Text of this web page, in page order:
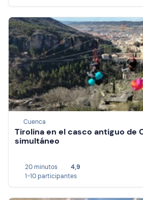
Cuenca
Tirolina en el casco antiguo de
simultáneo
20 minutos
4,9
1-10 participantes